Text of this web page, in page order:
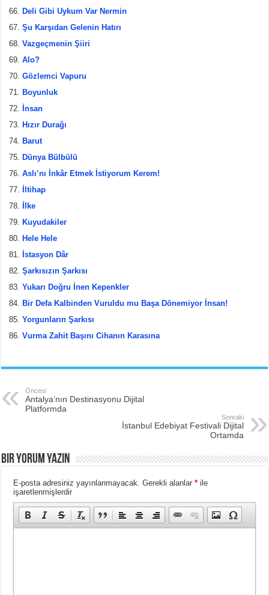
Deli Gibi Uykum Var Nermin
Şu Karşıdan Gelenin Hatırı
Vazgeçmenin Şiiri
Alo?
Gözlemci Vapuru
Boyunluk
İnsan
Hızır Durağı
Barut
Dünya Bülbülü
Aslı’nı İnkâr Etmek İstiyorum Kerem!
İltihap
İlke
Kuyudakiler
Hele Hele
İstasyon Dâr
Şarkısızın Şarkısı
Yukarı Doğru İnen Kepenkler
Bir Defa Kalbinden Vuruldu mu Başa Dönemiyor İnsan!
Yorgunların Şarkısı
Vurma Zahit Başını Cihanın Karasına
Öncesi
Antalya’nın Destinasyonu Dijital
Platformda
Sonraki
İstanbul Edebiyat Festivali Dijital
Ortamda
BIR YORUM YAZIN
E-posta adresiniz yayınlanmayacak. Gerekli alanlar* ile
işaretlenmişlerdir